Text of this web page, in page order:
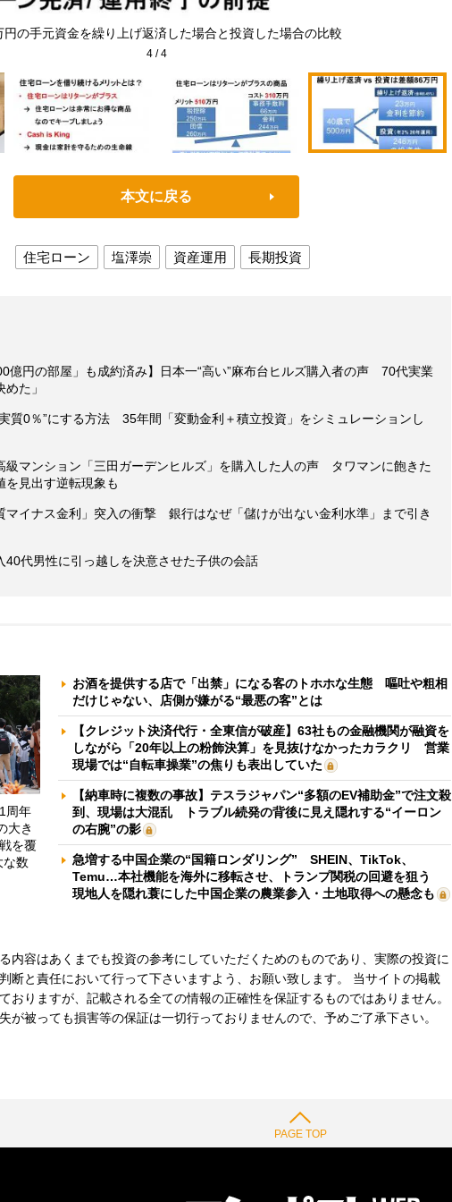
円の手元資金を繰り上げ返済した場合と投資した場合の比較
4/4
本文に戻る
住宅ローン 塩澤崇 資産運用 長期投資
億円の部屋」も成約済み】日本一“高い”麻布台ヒルズ購入者の声 70代実業
た」
質0％”にする方法 35年間「変動金利＋積立投資」をシミュレーションし
級マンション「三田ガーデンヒルズ」を購入した人の声 タワマンに飽きた
を見出す逆転現象も
マイナス金利」突入の衝撃 銀行はなぜ「儲けが出ない金利水準」まで引き
40代男性に引っ越しを決意させた子供の会話
周年
大き
を覆
な数
お酒を提供する店で「出禁」になる客のトホホな生態 嘔吐や粗相
だけじゃない、店側が嫌がる“最悪の客”とは
【クレジット決済代行・全東信が破産】63社もの金融機関が融資を
しながら「20年以上の粉飾決算」を見抜けなかったカラクリ 営業
現場では“自転車操業”の焦りも表出していた
【納車時に複数の事故】テスラジャパン“多額のEV補助金”で注文殺
到、現場は大混乱 トラブル続発の背後に見え隠れする“イーロン
の右腕”の影
急増する中国企業の“国籍ロンダリング” SHEIN、TikTok、
Temu…本社機能を海外に移転させ、トランプ関税の回避を狙う
現地人を隠れ蓑にした中国企業の農業参入・土地取得への懸念も
内容はあくまでも投資の参考にしていただくためのものであり、実際の投資に
断と責任において行って下さいますよう、お願い致します。 当サイトの掲載
おりますが、記載される全ての情報の正確性を保証するものではありません。
が被っても損害等の保証は一切行っておりませんので、予めご了承下さい。
PAGE TOP